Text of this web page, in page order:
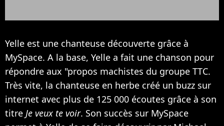
Yelle est une chanteuse découverte grâce à
MySpace. A la base, Yelle a fait une chanson pour
répondre aux "propos machistes du groupe TTC.
Très vite, la chanteuse en herbe créé un buzz sur
internet avec plus de 125 000 écoutes grâce à son
titre Je veux te voir. Son succès sur MySpace